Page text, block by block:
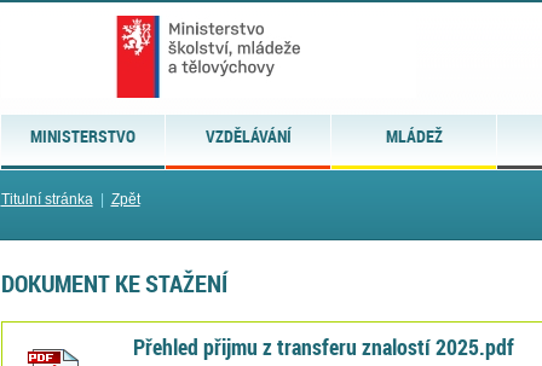
MINISTERSTVO VZDĚLÁVÁNÍ MLÁDEŽ
Titulní stránka| Zpět
DOKUMENT KE STAŽENÍ
Přehled přijmu z transferu znalostí 2025.pdf